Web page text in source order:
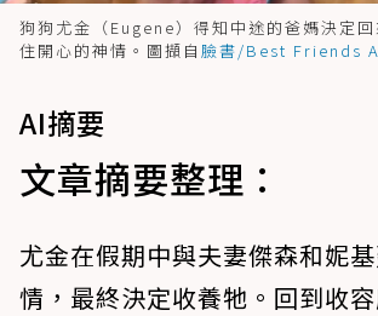
狗狗尤金（Eugene）得知中途的爸媽決定
住開心的神情。圖擷自 臉書/Best Friends
AI摘要
文章摘要整理：
尤金在假期中與夫妻傑森和妮
情，最終決定收養牠。回到收